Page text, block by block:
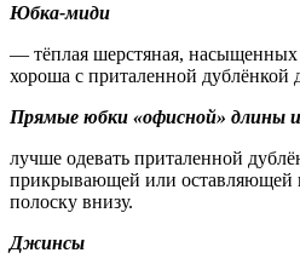
Юбка-миди
— тёплая шерстяная,
хороша с приталенной дублёнкой
Прямые юбки «офисной» длины
лучше одевать приталенной
прикрывающей или оставляющей
полоску внизу.
Джинсы